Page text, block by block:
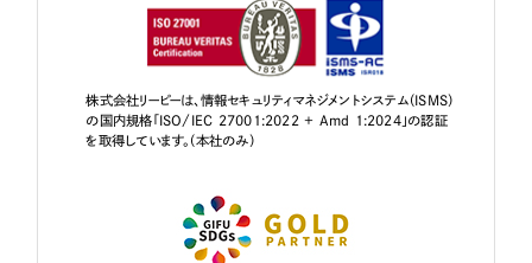
株式会社リーピーは、情報セキュリティマネジメントシステム（ISMS）
の国内規格「ISO/IEC 27001:2022 + Amd 1:2024」の認証
を取得しています。（本社のみ）